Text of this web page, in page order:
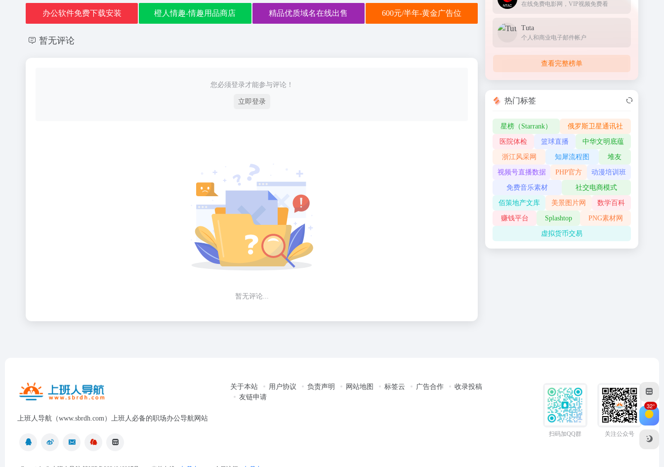
办公软件免费下载安装 橙人情趣-情趣用品商店 精品优质域名在线出售 600元/半年-黄金广告位
暂无评论
您必须登录才能参与评论！
立即登录
暂无评论...
在线免费电影网，VIP视频免费看
Tuta
个人和商业电子邮件帐户
查看完整榜单
热门标签
星榜（Starrank） 俄罗斯卫星通讯社
医院体检 篮球直播 中华文明底蕴
浙江风采网 知犀流程图 堆友
视频号直播数据 PHP官方 动漫培训班
免费音乐素材 社交电商模式
佰策地产文库 美景图片网 数学百科
赚钱平台 Splashtop PNG素材网
虚拟货币交易
上班人导航（www.sbrdh.com）上班人必备的职场办公导航网站
关于本站 用户协议 负责声明 网站地图 标签云 广告合作
收录投稿
友链申请
扫码加QQ群 关注公众号
32°